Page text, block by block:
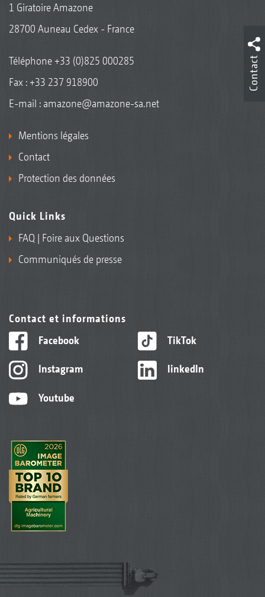
1 Giratoire Amazone
28700 Auneau Cedex - France
Téléphone+33 (0)825 000285
Fax : +33 237 918900
E-mail : amazone@amazone-sa.net
Mentions légales
Contact
Protection des données
Quick Links
FAQ | Foire aux Questions
Communiqués de presse
Contact et informations
Facebook
Instagram
Youtube
TikTok
linkedIn
Contact